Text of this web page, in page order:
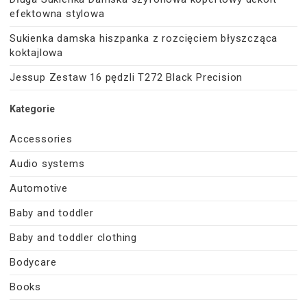
efektowna stylowa
Sukienka damska hiszpanka z rozcięciem błyszcząca
koktajlowa
Jessup Zestaw 16 pędzli T272 Black Precision
Kategorie
Accessories
Audio systems
Automotive
Baby and toddler
Baby and toddler clothing
Bodycare
Books